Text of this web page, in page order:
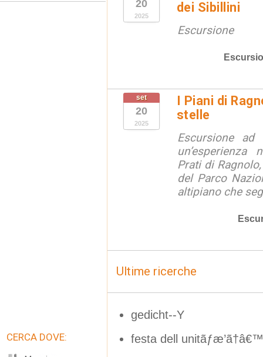
20
2025
dei Sibillini
Escursione
set
20
2025
I Piani di
stelle
Escursione
Prati di
del Parco
altipiano che
Ultime ricerche
gedicht--Y
festa dell
CERCA DOVE: